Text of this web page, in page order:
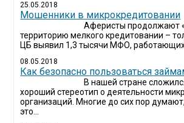
25.05.2018
Мошенники в микрокредитовании
Аферисты продолжают
территорию мелкого кредитовании –
ЦБ выявил 1,3 тысячи МФО, работающих
08.05.2018
Как безопасно пользоваться
В нашей стране
хороший стереотип о деятельности
организаций. Многие до сих пор
это...